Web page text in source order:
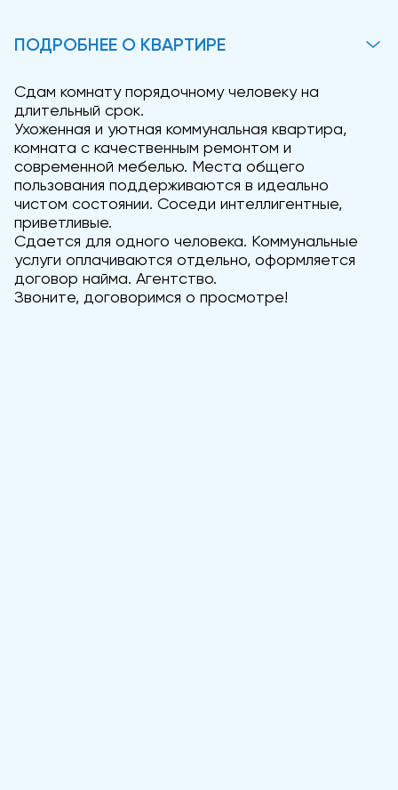
ПОДРОБНЕЕ О КВАРТИРЕ
Сдам комнату порядочному человеку на
длительный срок.
Ухоженная и уютная коммунальная квартира,
комната с качественным ремонтом и
современной мебелью. Места общего
пользования поддерживаются в идеально
чистом состоянии. Соседи интеллигентные,
приветливые.
Сдается для одного человека. Коммунальные
услуги оплачиваются отдельно, оформляется
договор найма. Агентство.
Звоните, договоримся о просмотре!